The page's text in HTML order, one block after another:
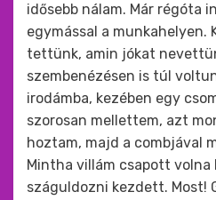
idősebb nálam. Már régóta
egymással a munkahelyen.
tettünk, amin jókat
szembenézésen is túl
irodámba, kezében egy
szorosan mellettem, azt
hoztam, majd a combjával
Mintha villám csapott volna
száguldozni kezdett. Most!